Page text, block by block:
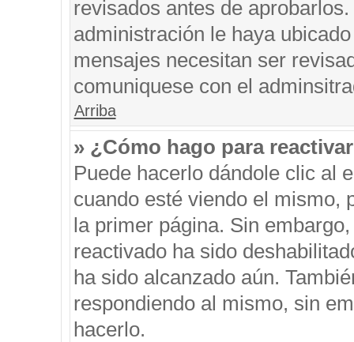
revisados antes de
administración le haya
mensajes necesitan ser
comuniquese con el
Arriba
» ¿Cómo hago para
Puede hacerlo dándole clic al
cuando esté viendo el mismo,
la primer página. Sin
reactivado ha sido
ha sido alcanzado aún.
respondiendo al mismo, sin
hacerlo.